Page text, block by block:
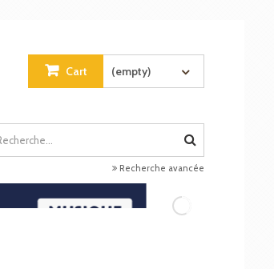
Cart (empty)
Recherche avancée